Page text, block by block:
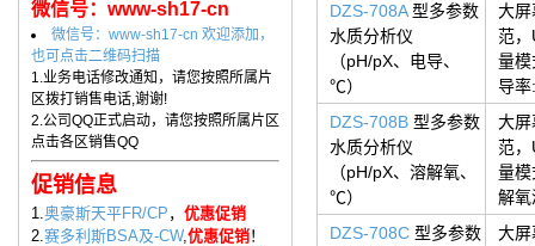
微信号：www-sh17-cn
微信号：www-sh17-cn 欢迎添加，
也可点击二维码扫描
1.业务电话修改通知，请您按照所属片
区拨打销售电话,谢谢!
2.公司QQ正式启动，请您按照所属片区
点击各区销售QQ
促销信息
1. 奥豪斯天平FR/CP ， 优惠促销
2. 赛多利斯BSA及-CW, 优惠促销！
DZS-708A型多参数
水质分析仪
（pH/pX、电导、
℃）
大屏
范，
量
导
DZS-708B 型多参数
水质分析仪
（pH/pX、溶解氧、
℃）
大屏
范，
量
解
DZS-708C 型多参数
大屏